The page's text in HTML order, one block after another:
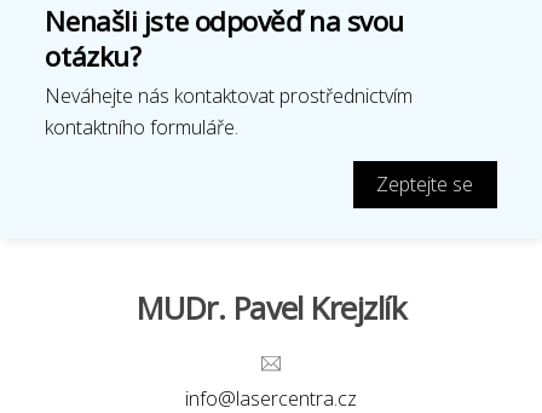
Nenašli jste odpověď na svou
otázku?
Neváhejte nás kontaktovat prostřednictvím
kontaktního formuláře.
Zeptejte se
MUDr. Pavel Krejzlík
info@lasercentra.cz